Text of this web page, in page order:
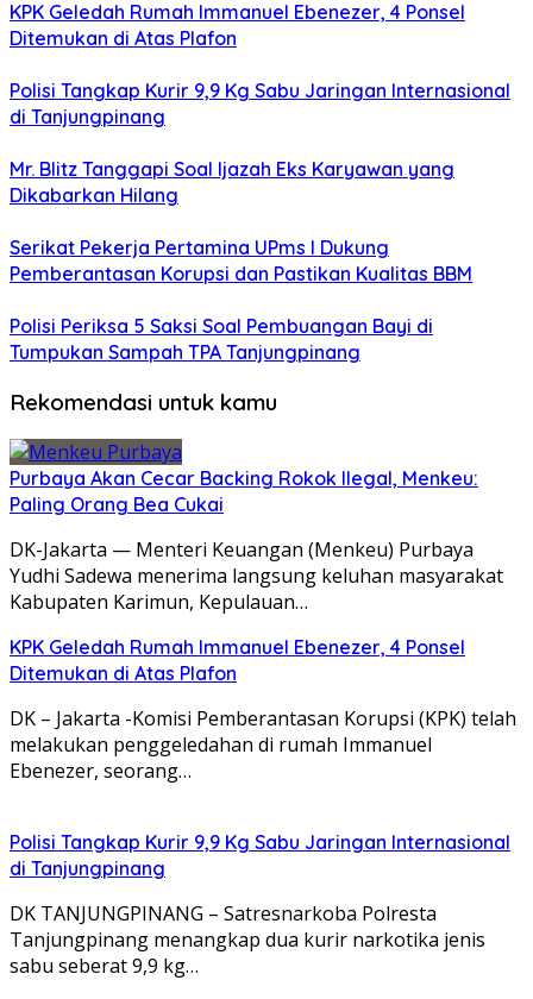
KPK Geledah Rumah Immanuel Ebenezer, 4 Ponsel
Ditemukan di Atas Plafon
Polisi Tangkap Kurir 9,9 Kg Sabu Jaringan Internasional
di Tanjungpinang
Mr. Blitz Tanggapi Soal Ijazah Eks Karyawan yang
Dikabarkan Hilang
Serikat Pekerja Pertamina UPms I Dukung
Pemberantasan Korupsi dan Pastikan Kualitas BBM
Polisi Periksa 5 Saksi Soal Pembuangan Bayi di
Tumpukan Sampah TPA Tanjungpinang
Rekomendasi untuk kamu
Purbaya Akan Cecar Backing Rokok Ilegal, Menkeu:
Paling Orang Bea Cukai
DK-Jakarta — Menteri Keuangan (Menkeu) Purbaya
Yudhi Sadewa menerima langsung keluhan masyarakat
Kabupaten Karimun, Kepulauan…
KPK Geledah Rumah Immanuel Ebenezer, 4 Ponsel
Ditemukan di Atas Plafon
DK – Jakarta -Komisi Pemberantasan Korupsi (KPK) telah
melakukan penggeledahan di rumah Immanuel
Ebenezer, seorang…
Polisi Tangkap Kurir 9,9 Kg Sabu Jaringan Internasional
di Tanjungpinang
DK TANJUNGPINANG – Satresnarkoba Polresta
Tanjungpinang menangkap dua kurir narkotika jenis
sabu seberat 9,9 kg…